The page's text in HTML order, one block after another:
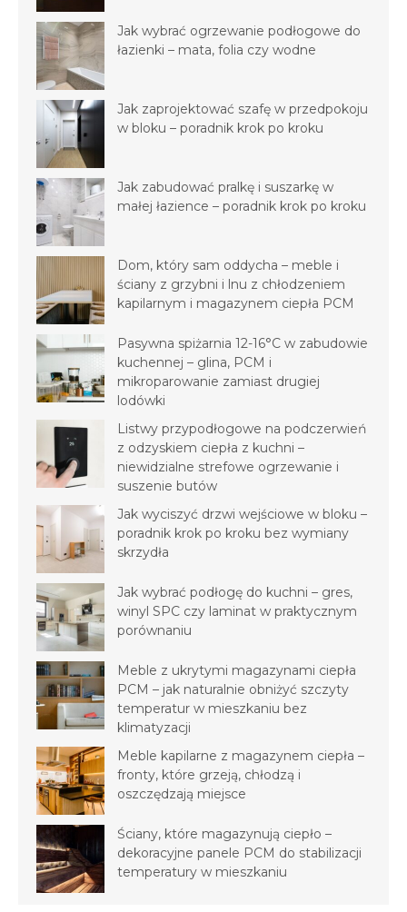
Jak wybrać ogrzewanie podłogowe do
łazienki – mata, folia czy wodne
Jak zaprojektować szafę w przedpokoju
w bloku – poradnik krok po kroku
Jak zabudować pralkę i suszarkę w
małej łazience – poradnik krok po kroku
Dom, który sam oddycha – meble i
ściany z grzybni i lnu z chłodzeniem
kapilarnym i magazynem ciepła PCM
Pasywna spiżarnia 12-16°C w zabudowie
kuchennej – glina, PCM i
mikroparowanie zamiast drugiej
lodówki
Listwy przypodłogowe na podczerwień
z odzyskiem ciepła z kuchni –
niewidzialne strefowe ogrzewanie i
suszenie butów
Jak wyciszyć drzwi wejściowe w bloku –
poradnik krok po kroku bez wymiany
skrzydła
Jak wybrać podłogę do kuchni – gres,
winyl SPC czy laminat w praktycznym
porównaniu
Meble z ukrytymi magazynami ciepła
PCM – jak naturalnie obniżyć szczyty
temperatur w mieszkaniu bez
klimatyzacji
Meble kapilarne z magazynem ciepła –
fronty, które grzeją, chłodzą i
oszczędzają miejsce
Ściany, które magazynują ciepło –
dekoracyjne panele PCM do stabilizacji
temperatury w mieszkaniu